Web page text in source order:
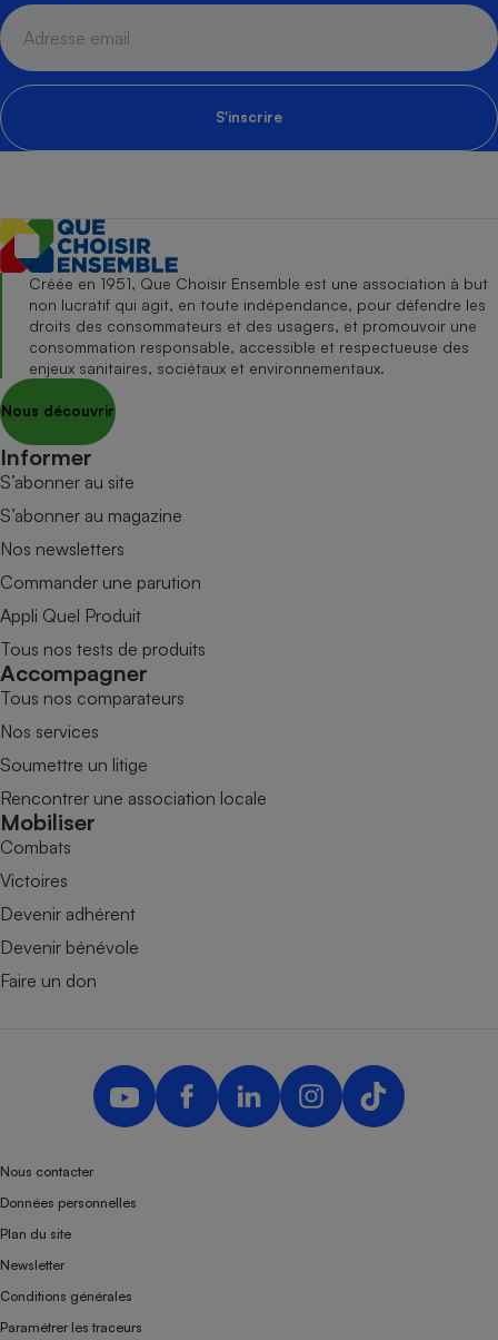
S'inscrire
Créée en 1951, Que Choisir Ensemble est une association à but
non lucratif qui agit, en toute indépendance, pour défendre les
droits des consommateurs et des usagers, et promouvoir une
consommation responsable, accessible et respectueuse des
enjeux sanitaires, sociétaux et environnementaux.
Nous découvrir
Informer
S’abonner au site
S’abonner au magazine
Nos newsletters
Commander une parution
Appli Quel Produit
Tous nos tests de produits
Accompagner
Tous nos comparateurs
Nos services
Soumettre un litige
Rencontrer une association locale
Mobiliser
Combats
Victoires
Devenir adhérent
Devenir bénévole
Faire un don
Nous contacter
Données personnelles
Plan du site
Newsletter
Conditions générales
Paramétrer les traceurs